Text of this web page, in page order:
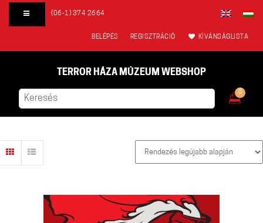
(06-1) 374 2664
BELÉPÉS REGISZTRÁCIÓ KÍVÁNSÁGLISTA
TERROR HÁZA MÚZEUM WEBSHOP
0